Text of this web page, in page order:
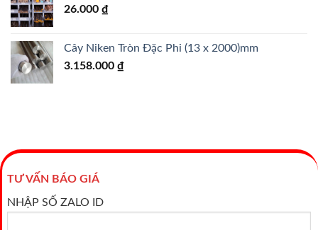
26.000 ₫
Cây Niken Tròn Đặc Phi (13 x 2000)mm
3.158.000 ₫
TƯ VẤN BÁO GIÁ
NHẬP SỐ ZALO ID